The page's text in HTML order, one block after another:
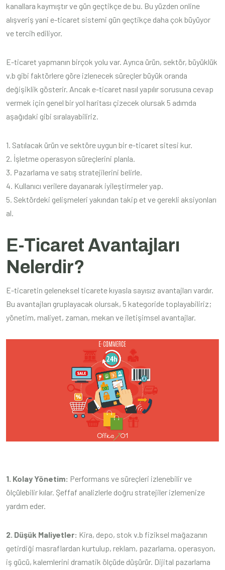
kanallara kaymıştır ve gün geçtikçe de bu. Bu yüzden online
alışveriş yani e-ticaret sistemi gün geçtikçe daha çok büyüyor
ve tercih ediliyor.
E-ticaret yapmanın birçok yolu var. Ayrıca ürün, sektör, büyüklük
v.b gibi faktörlere göre izlenecek süreçler büyük oranda
değişiklik gösterir. Ancak e-ticaret nasıl yapılır sorusuna cevap
vermek için genel bir yol haritası çizecek olursak 5 adımda
aşağıdaki gibi sıralayabiliriz.
1. Satılacak ürün ve sektöre uygun bir e-ticaret sitesi kur.
2. İşletme operasyon süreçlerini planla.
3. Pazarlama ve satış stratejilerini belirle.
4. Kullanıcı verilere dayanarak iyileştirmeler yap.
5. Sektördeki gelişmeleri yakından takip et ve gerekli aksiyonları
al.
E-Ticaret Avantajları
Nelerdir?
E-ticaretin geleneksel ticarete kıyasla sayısız avantajları vardır.
Bu avantajları gruplayacak olursak, 5 kategoride toplayabiliriz;
yönetim, maliyet, zaman, mekan ve iletişimsel avantajlar.
1. Kolay Yönetim: Performans ve süreçleri izlenebilir ve
ölçülebilir kılar. Şeffaf analizlerle doğru stratejiler izlemenize
yardım eder.
2. Düşük Maliyetler: Kira, depo, stok v.b fiziksel mağazanın
getirdiği masraflardan kurtulup, reklam, pazarlama, operasyon,
iş gücü, kalemlerini dramatik ölçüde düşürür. Dijital pazarlama